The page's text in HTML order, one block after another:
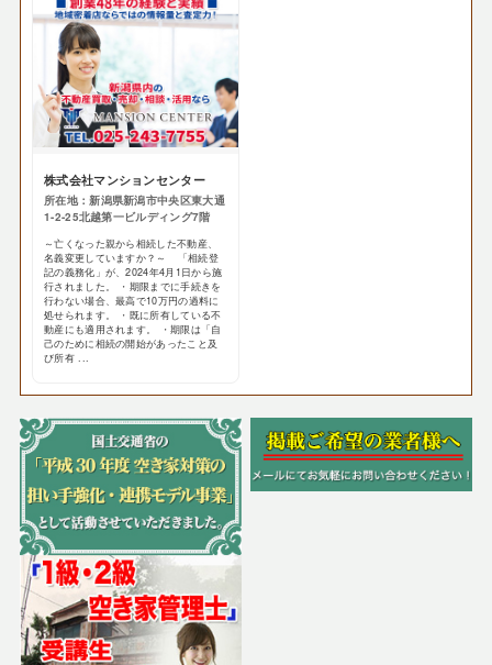
株式会社マンションセンター
所在地：新潟県新潟市中央区東大通
1-2-25北越第一ビルディング7階
～亡くなった親から相続した不動産、
名義変更していますか？～ 「相続登
記の義務化」が、2024年4月1日から施
行されました。 ・期限までに手続きを
行わない場合、最高で10万円の過料に
処せられます。 ・既に所有している不
動産にも適用されます。 ・期限は「自
己のために相続の開始があったこと及
び所有 ...